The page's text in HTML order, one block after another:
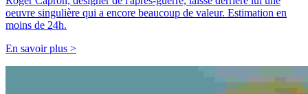
oeuvre singulière qui a encore beaucoup de valeur. Estimation en
moins de 24h.
En savoir plus >